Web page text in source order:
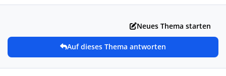
Neues Thema starten
Auf dieses Thema antworten